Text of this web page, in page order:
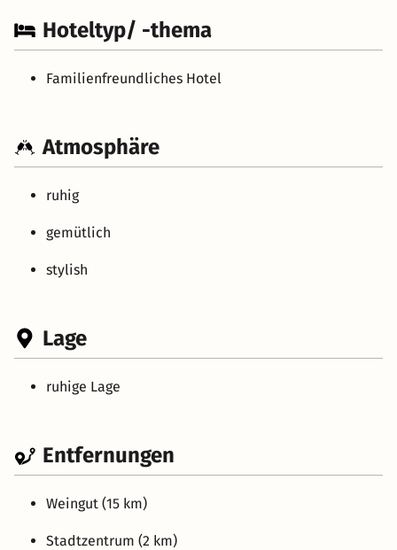
Hoteltyp/ -thema
Familienfreundliches Hotel
Atmosphäre
ruhig
gemütlich
stylish
Lage
ruhige Lage
Entfernungen
Weingut (15 km)
Stadtzentrum (2 km)